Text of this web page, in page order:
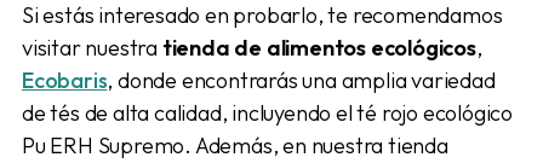
Si estás interesado en probarlo, te recomendamos
visitar nuestra tienda de alimentos ecológicos,
Ecobaris, donde encontrarás una amplia variedad
de tés de alta calidad, incluyendo el té rojo ecológico
Pu ERH Supremo. Además, en nuestra tienda